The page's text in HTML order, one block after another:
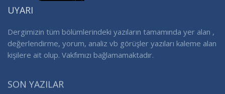
UYARI
Dergimizin tüm bölümlerindeki yazıların tamamında yer alan ,
değerlendirme, yorum, analiz vb görüşler yazıları kaleme alan
kişilere ait olup. Vakfımızı bağlamamaktadır.
SON YAZILAR